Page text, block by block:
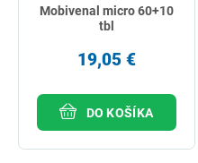
Mobivenal micro 60+10
tbl
19,05 €
DO KOŠÍKA